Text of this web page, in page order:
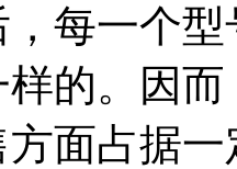
每一个
样的。因
面占据